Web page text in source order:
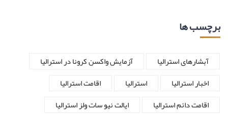
برچسب ها
آبشارهای استرالیا
آزمایش واکسن کرونا در استرالیا
اخبار استرالیا
استرالیا
اقامت استرالیا
اقامت دائم استرالیا
ایالت نیو سات ولز استرالیا